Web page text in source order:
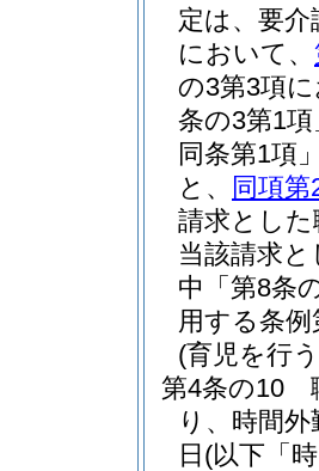
定は、要
において、
の3第3項
条の3第1
同条第1項
と、
同項第
請求とし
当該請求
中「第8条
用する条
(育児を行
第4条の10
り、時間
日 (以下「